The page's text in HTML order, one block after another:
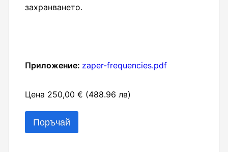
захранването.
Приложение zaper-frequencies.pdf
Цена 250,00 € (488.96 лв)